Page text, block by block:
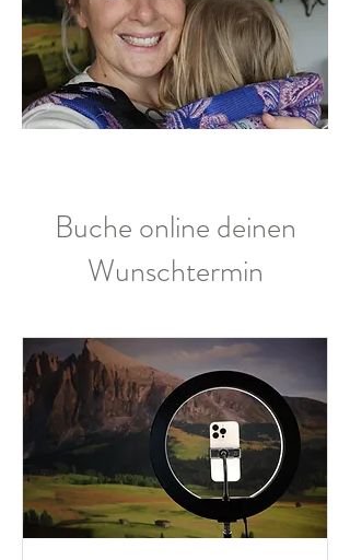
Buche online deinen
Wunschtermin